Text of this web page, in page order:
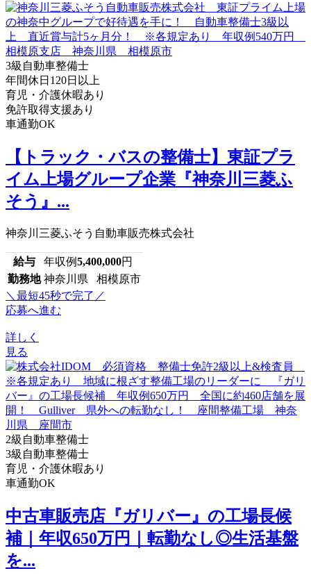
3級自動車整備士
年間休日120日以上
育児・介護休暇あり
免許取得支援あり
車通勤OK
【トラック・バスの整備士】東証プラ
イム上場グループ企業『神奈川三菱ふ
そう』...
神奈川三菱ふそう自動車販売株式会社
給与 年収例5,400,000円
勤務地 神奈川県 相模原市
＼最短45秒で完了／
応募へ進む
詳しく
見る
2級自動車整備士
3級自動車整備士
育児・介護休暇あり
車通勤OK
中古車販売店『ガリバー』の工場長候
補｜年収650万円｜転勤なし◎生活基盤
を...